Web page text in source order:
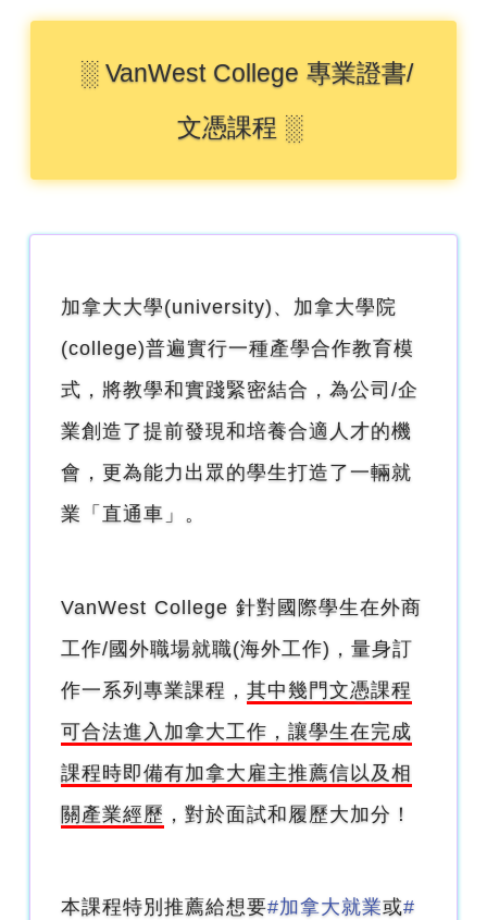
░ VanWest College 專業證書/
文憑課程 ░
加拿大大學(university)、加拿大學院
(college)普遍實行一種產學合作教育模
式，將教學和實踐緊密結合，為公司/企
業創造了提前發現和培養合適人才的機
會，更為能力出眾的學生打造了一輛就
業「直通車」。
VanWest College 針對國際學生在外商
工作/國外職場就職(海外工作)，量身訂
作一系列專業課程， 其中幾門文憑課程
可合法進入加拿大工作，讓學生在完成
課程時即備有加拿大雇主推薦信以及相
關產業經歷 ，對於面試和履歷大加分！
本課程特別推薦給想要#加拿大就業或#